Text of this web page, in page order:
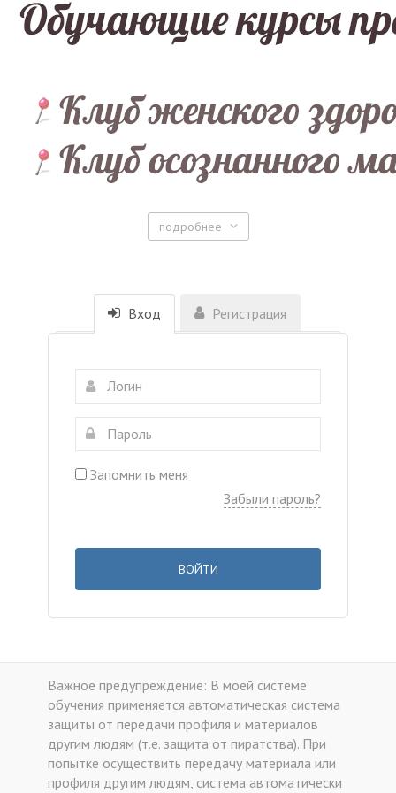
подробнее
Вход Регистрация
Запомнить меня
Забыли пароль?
ВОЙТИ
Важное предупреждение: В моей системе
обучения применяется автоматическая система
защиты от передачи профиля и материалов
другим людям (т.е. защита от пиратства). При
попытке осуществить передачу материала или
профиля другим людям, система автоматически